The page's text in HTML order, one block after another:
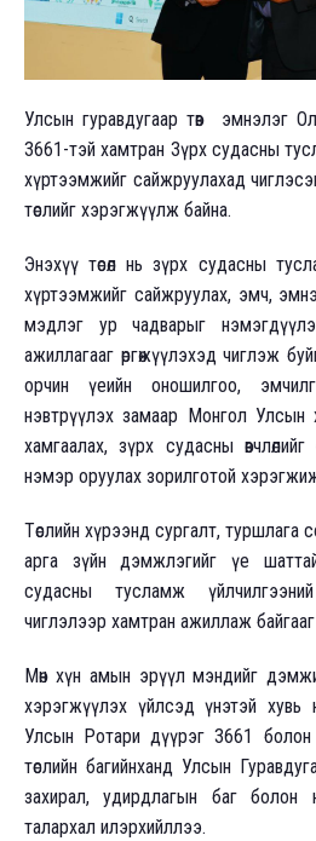
Улсын гуравдугаар төв эмнэлэг
3661-тэй хамтран Зүрх судасны
хүртээмжийг сайжруулахад
төслийг хэрэгжүүлж байна.
Энэхүү төсөл нь зүрх судасны
хүртээмжийг сайжруулах, эмч,
мэдлэг ур чадварыг
ажиллагааг өргөжүүлэхэд чиглэж
орчин үеийн оношилгоо,
нэвтрүүлэх замаар Монгол
хамгаалах, зүрх судасны
нэмэр оруулах зорилготой
Төслийн хүрээнд сургалт, туршлага
арга зүйн дэмжлэгийг үе
судасны тусламж
чиглэлээр хамтран ажиллаж
Мөн хүн амын эрүүл мэндийг
хэрэгжүүлэх үйлсэд үнэтэй
Улсын Ротари дүүрэг 3661 болон
төслийн багийнханд Улсын
захирал, удирдлагын баг болон
талархал илэрхийллээ.